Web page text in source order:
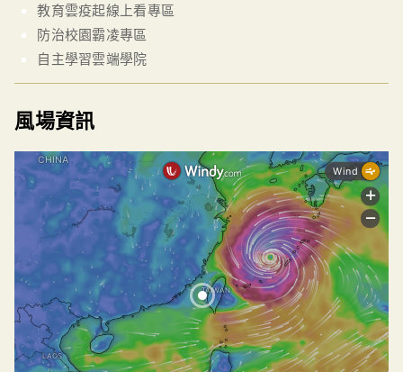
教育雲疫起線上看專區
防治校園霸凌專區
自主學習雲端學院
風場資訊